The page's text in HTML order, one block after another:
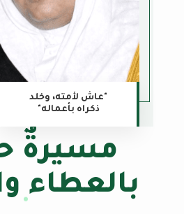
الجدول
مسيرةٌ
بالعطاء
"عاش لأمته، وخلد
ذكراه بأعماله"